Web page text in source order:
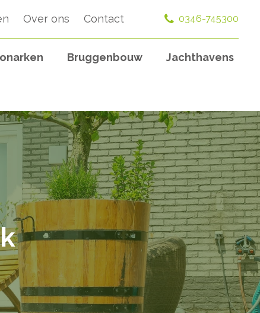
Over ons Contact 0346-745300
Bruggenbouw Jachthavens